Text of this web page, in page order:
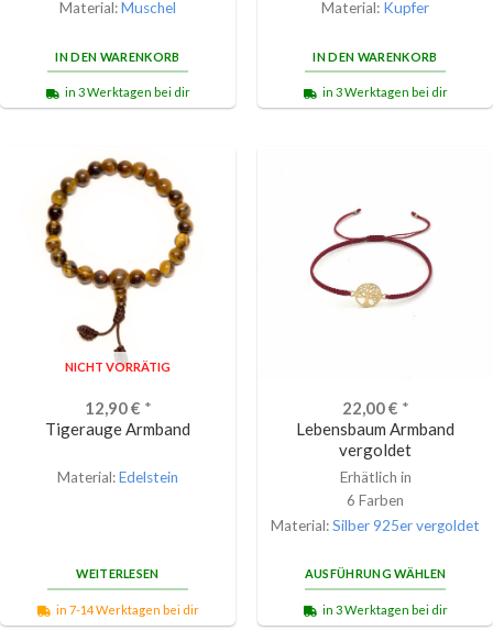
Material:Muschel
IN DEN WARENKORB
in 3 Werktagen bei dir
Material: Kupfer
IN DEN WARENKORB
in 3 Werktagen bei dir
NICHT VORRÄTIG
12,90€ *
Tigerauge Armband
Material:Edelstein
WEITERLESEN
in 7-14 Werktagen bei dir
22,00€ *
Lebensbaum Armband
vergoldet
Erhätlich in
6 Farben
Material:Silber 925er vergoldet
AUSFÜHRUNG WÄHLEN
in 3 Werktagen bei dir